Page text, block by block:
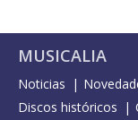
MUSICALIA
Noticias
Discos históricos